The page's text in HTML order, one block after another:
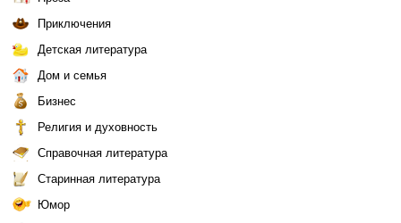
Приключения
Детская литература
Дом и семья
Бизнес
Религия и духовность
Справочная литература
Старинная литература
Юмор